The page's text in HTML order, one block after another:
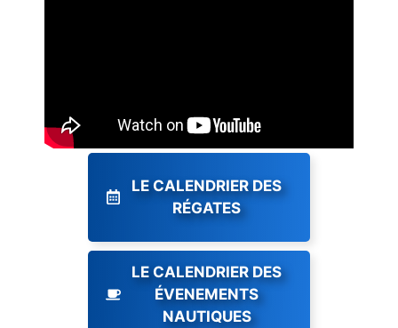
LE CALENDRIER DES
RÉGATES
LE CALENDRIER DES
ÉVENEMENTS
NAUTIQUES